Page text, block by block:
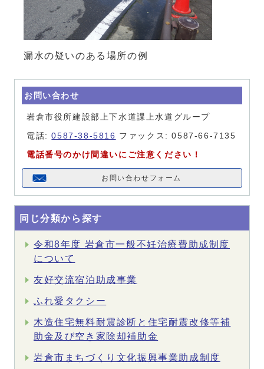
漏水の疑いのある場所の例
お問い合わせ
岩倉市役所建設部上下水道課上水道グループ
電話:0587-38-5816 ファックス: 0587-66-7135
電話番号のかけ間違いにご注意ください！
お問い合わせフォーム
同じ分類から探す
令和8年度 岩倉市一般不妊治療費助成制度
について
友好交流宿泊助成事業
ふれ愛タクシー
木造住宅無料耐震診断と住宅耐震改修等補
助金及び空き家除却補助金
岩倉市まちづくり文化振興事業助成制度